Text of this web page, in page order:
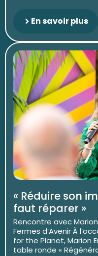
En savoir plus
« Réduire son
faut réparer »
Rencontre avec
Fermes d’Avenir À
for the Planet, Marion
table ronde «